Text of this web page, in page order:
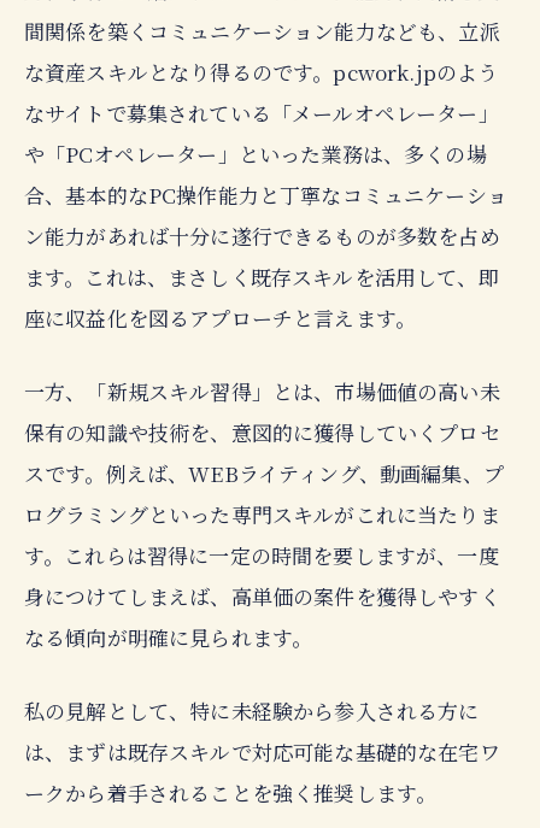
間関係を築くコミュニケーション能力なども、立派
な資産スキルとなり得るのです。pcwork.jpのよう
なサイトで募集されている「メールオペレーター」
や「PCオペレーター」といった業務は、多くの場
合、基本的なPC操作能力と丁寧なコミュニケーショ
ン能力があれば十分に遂行できるものが多数を占め
ます。これは、まさしく既存スキルを活用して、即
座に収益化を図るアプローチと言えます。
一方、「新規スキル習得」とは、市場価値の高い未
保有の知識や技術を、意図的に獲得していくプロセ
スです。例えば、WEBライティング、動画編集、プ
ログラミングといった専門スキルがこれに当たりま
す。これらは習得に一定の時間を要しますが、一度
身につけてしまえば、高単価の案件を獲得しやすく
なる傾向が明確に見られます。
私の見解として、特に未経験から参入される方に
は、まずは既存スキルで対応可能な基礎的な在宅ワ
ークから着手されることを強く推奨します。